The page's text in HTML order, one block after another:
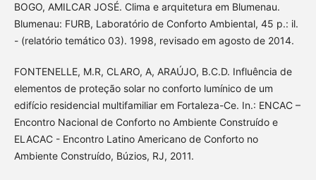
BOGO, AMILCAR JOSÉ. Clima e arquitetura em Blumenau.
Blumenau: FURB, Laboratório de Conforto Ambiental, 45 p.: il.
- (relatório temático 03). 1998, revisado em agosto de 2014.
FONTENELLE, M.R, CLARO, A, ARAÚJO, B.C.D. Influência de
elementos de proteção solar no conforto lumínico de um
edifício residencial multifamiliar em Fortaleza-Ce. In.: ENCAC –
Encontro Nacional de Conforto no Ambiente Construído e
ELACAC - Encontro Latino Americano de Conforto no
Ambiente Construído, Búzios, RJ, 2011.